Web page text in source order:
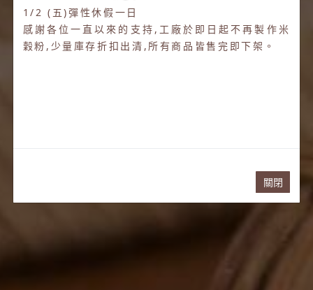
1/2 (五)彈性休假一日
感謝各位一直以來的支持,工廠於即日起不再製作米
穀粉,少量庫存折扣出清,所有商品皆售完即下架。
關閉